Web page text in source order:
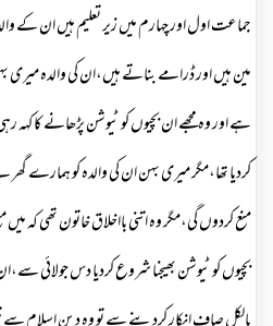
جماعت اول اور چہارم میں زیر تعلیم ہیں ان کے
مین ہیں اور ڈرامے بناتے ہیں،ان کی والدہ
ہے اور وہ مجھے ان بچیوں کو ٹیوشن پڑھانے کا
کردیا تھا،مگر میری بہن ان کی والدہ کو ہمارے
منع کردوں گی،مگر وہ اتنی بااخلاق خاتون تھی کہ
بچیوں کو ٹیوشن بھیجنا شروع کردیا دس جولائی